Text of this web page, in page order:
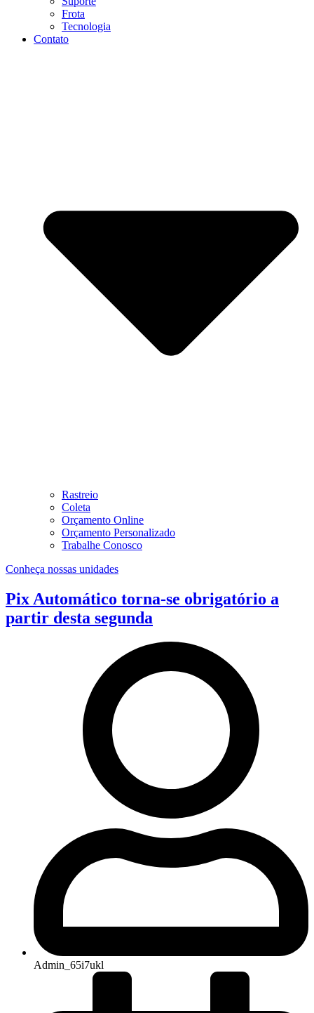
Frota
Tecnologia
Contato
Rastreio
Coleta
Orçamento Online
Orçamento Personalizado
Trabalhe Conosco
Conheça nossas unidades
Pix Automático torna-se obrigatório a
partir desta segunda
Admin_65i7ukl